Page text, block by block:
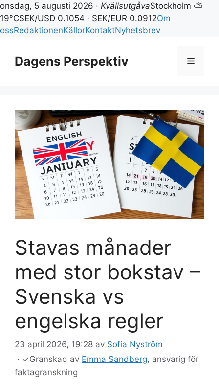
onsdag, 5 augusti 2026 · KvällsutgåvaStockholm ⛅
19°CSEK/USD 0.1054 · SEK/EUR 0.0912Om
ossRedaktionenKällorKontaktNyhetsbrev
innehållDagens Perspektiv Meny
Stavas månader
med stor bokstav –
Svenska vs
engelska regler
23 april 2026, 19:28 av Sofia Nyström
· ✓Granskad av Emma Sandberg, ansvarig för
faktagranskning